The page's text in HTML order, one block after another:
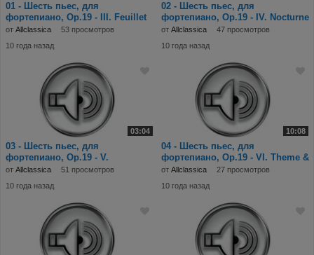
01 - Шесть пьес, для
фортепиано, Op.19 - III. Feuillet
d'album in
от Allclassica
53 просмотров
10 года назад
02 - Шесть пьес, для
фортепиано, Op.19 - IV. Nocturne
in C-sharp minor
от Allclassica
47 просмотров
10 года назад
03:04
03 - Шесть пьес, для
фортепиано, Op.19 - V.
Capriccioso in B-flat majo
от Allclassica
51 просмотров
10 года назад
10:08
04 - Шесть пьес, для
фортепиано, Op.19 - VI. Theme &
Variations in
от Allclassica
27 просмотров
10 года назад